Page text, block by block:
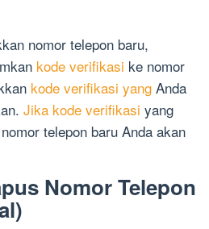
nomor telepon baru,
kode verifikasi ke nomor
kode verifikasi yang Anda
Jika kode verifikasi yang
telepon baru Anda akan
Nomor Telepon